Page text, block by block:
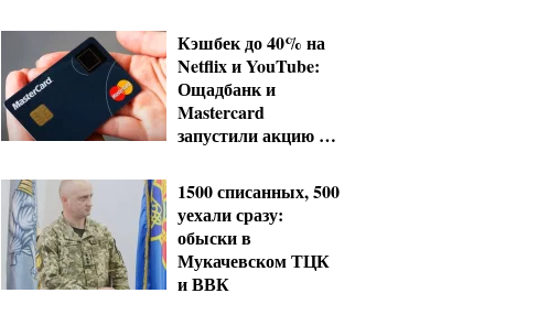
Кэшбек до 40% на
Netflix и YouTube:
Ощадбанк и
Mastercard
запустили акцию до
1500 списанных, 500
уехали сразу:
обыски в
Мукачевском ТЦК
и ВВК